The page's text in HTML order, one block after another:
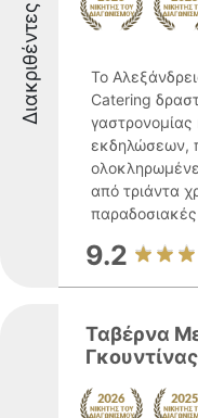
Διακριθέντες
Το
Catering
γαστρονομίας
εκδηλώσεων,
από τριάντα
9.2
Ταβέρνα
Γκουντίνας